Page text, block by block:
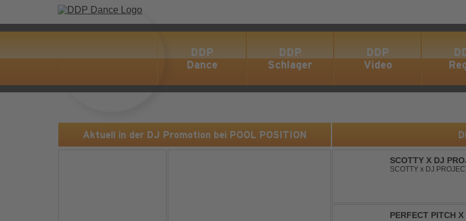
DDP
Dance
DDP
Schlager
DDP
Video
Aktuell in der DJ Promotion bei POOL POSITION
SCOTTY X DJ
SCOTTY x DJ
PERFECT PITCH